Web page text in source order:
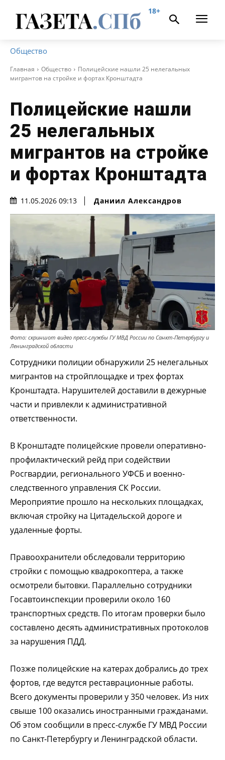
18+
Общество
Главная Общество
Полицейские нашли 25 нелегальных
мигрантов на стройке и фортах Кронштадта
Полицейские нашли
25 нелегальных
мигрантов на стройке
и фортах Кронштадта
11.05.2026 09:13 Даниил Александров
Фото: скриншот видео пресс-службы ГУ МВД России по Санкт-Петербургу и
Ленинградской области
Сотрудники полиции обнаружили 25 нелегальных
мигрантов на стройплощадке и трех фортах
Кронштадта. Нарушителей доставили в дежурные
части и привлекли к административной
ответственности.
В Кронштадте полицейские провели оперативно-
профилактический рейд при содействии
Росгвардии, регионального УФСБ и военно-
следственного управления СК России.
Мероприятие прошло на нескольких площадках,
включая стройку на Цитадельской дороге и
удаленные форты.
Правоохранители обследовали территорию
стройки с помощью квадрокоптера, а также
осмотрели бытовки. Параллельно сотрудники
Госавтоинспекции проверили около 160
транспортных средств. По итогам проверки было
составлено десять административных протоколов
за нарушения ПДД.
Позже полицейские на катерах добрались до трех
фортов, где ведутся реставрационные работы.
Всего документы проверили у 350 человек. Из них
свыше 100 оказались иностранными гражданами.
Об этом сообщили в пресс-службе ГУ МВД России
по Санкт-Петербургу и Ленинградской области.